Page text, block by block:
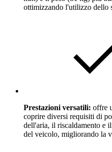
ottimizzando l'utilizzo dello
Prestazioni versatili: offre
coprire diversi requisiti di
dell'aria, il riscaldamento e
del veicolo, migliorando la